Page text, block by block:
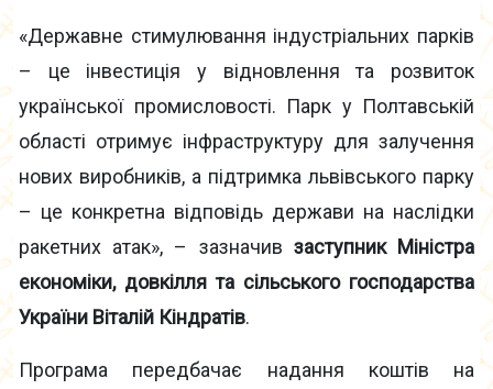
«Державне стимулювання індустріальних парків
– це інвестиція у відновлення та розвиток
української промисловості. Парк у Полтавській
області отримує інфраструктуру для залучення
нових виробників, а підтримка львівського парку
– це конкретна відповідь держави на наслідки
ракетних атак», – зазначив заступник Міністра
економіки, довкілля та сільського господарства
України Віталій Кіндратів.
Програма передбачає надання коштів на